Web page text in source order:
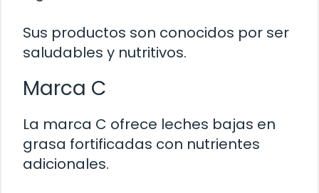
Sus productos son conocidos por ser
saludables y nutritivos.
Marca C
La marca C ofrece leches bajas en
grasa fortificadas con nutrientes
adicionales.